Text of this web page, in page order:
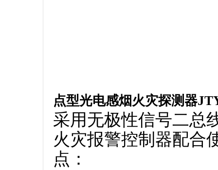
点型光电感烟火灾探测器
采用无极性信号二总
火灾报警控制器配合
点：